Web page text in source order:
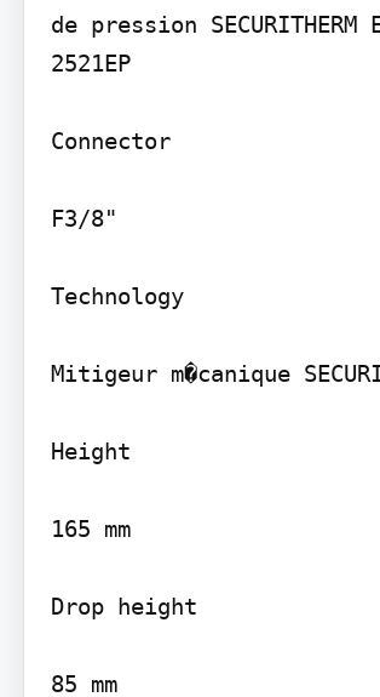
de pression
2521EP
Connector
F3/8"
Technology
Mitigeur m�canique
Height
165 mm
Drop height
85 mm